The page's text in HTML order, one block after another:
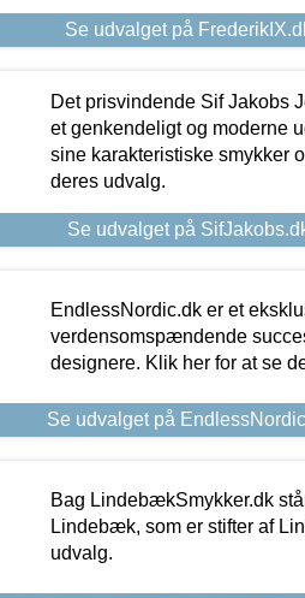
Se udvalget på
Det prisvindende Sif Jakobs
et genkendeligt og moderne
sine karakteristiske smykker
deres udvalg.
Se udvalget på
EndlessNordic.dk er et
verdensomspændende
designere. Klik her for at se
Se udvalget på
Bag LindebækSmykker.dk
Lindebæk, som er stifter af
udvalg.